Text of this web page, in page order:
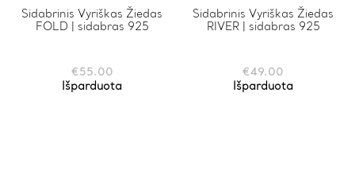
Sidabrinis Vyriškas Žiedas
FOLD | sidabras 925
€ 55.00
Išparduota
Sidabrinis Vyriškas Žiedas
RIVER | sidabras 925
€49.00
Išparduota